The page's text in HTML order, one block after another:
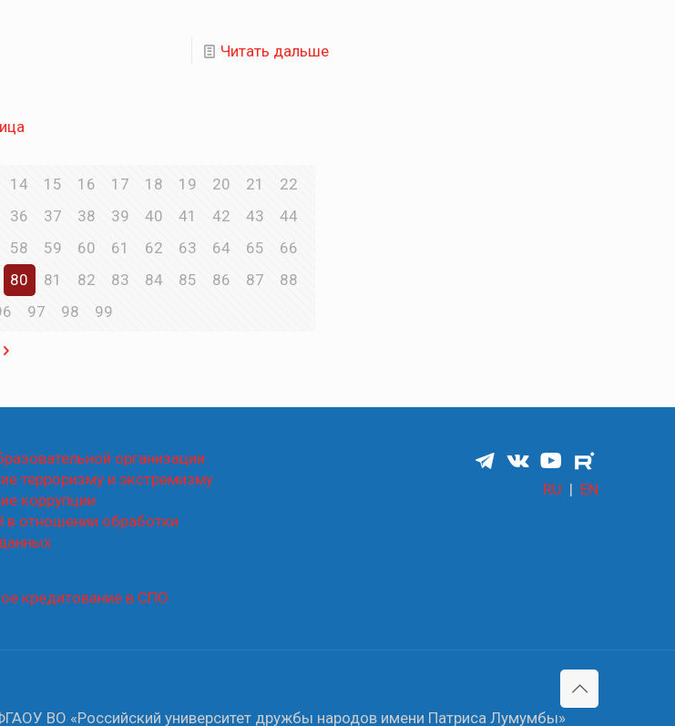
Читать дальше
14 15 16 17 18 19 20 21
22
36 37 38 39 40 41 42 43
44
58 59 60 61 62 63 64 65
66
80 81 82 83 84 85 86 87
88
97 98 99
организации
терроризму и экстремизму
коррупции
отношении обработки
кредитование в СПО
RU | EN
ВО «Российский университет дружбы народов имени Патриса Лумумбы»